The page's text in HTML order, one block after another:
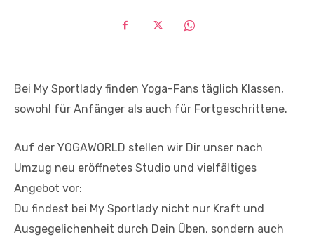
Bei My Sportlady finden Yoga-Fans täglich Klassen,
sowohl für Anfänger als auch für Fortgeschrittene.
Auf der YOGAWORLD stellen wir Dir unser nach
Umzug neu eröffnetes Studio und vielfältiges
Angebot vor:
Du findest bei My Sportlady nicht nur Kraft und
Ausgegelichenheit durch Dein Üben, sondern auch